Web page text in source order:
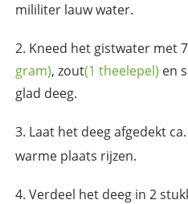
mililiter lauw water.
Kneed het gistwater met
gram), zout(1 theelepel) en
glad deeg.
Laat het deeg afgedekt ca.
warme plaats rijzen.
Verdeel het deeg in 2